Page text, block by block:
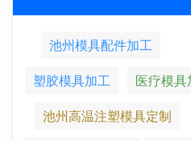
池州模具配件加工
塑胶模具加工
医疗模具
池州高温注塑模具定制